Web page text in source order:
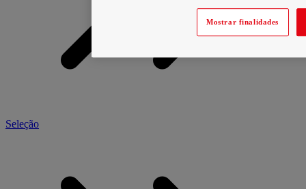
Seleção
Mostrar finalidades